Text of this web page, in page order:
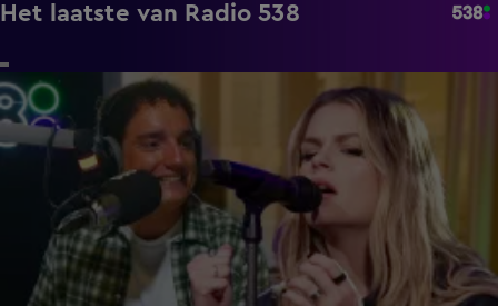
Het laatste van Radio 538
3:47